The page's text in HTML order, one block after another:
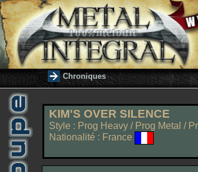
Chroniques
KIM'S OVER SILENCE
Style : Prog Heavy / Prog Metal /
Nationalité : France